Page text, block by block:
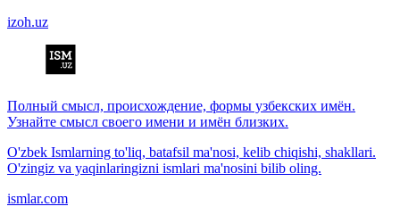
izoh.uz
Полный смысл, происхождение, формы узбекских имён.
Узнайте смысл своего имени и имён близких.
O'zbek Ismlarning to'liq, batafsil ma'nosi, kelib chiqishi, shakllari.
O'zingiz va yaqinlaringizni ismlari ma'nosini bilib oling.
ismlar.com